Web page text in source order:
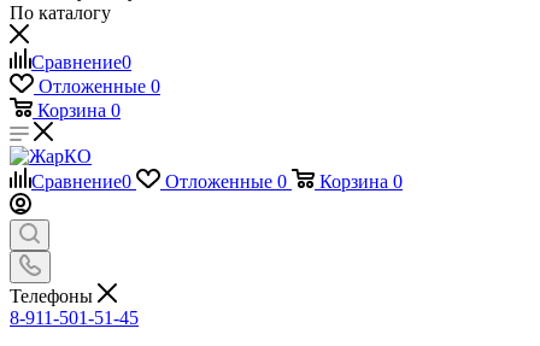
По каталогу
Сравнение0
Отложенные 0
Корзина 0
Сравнение0 Отложенные 0 Корзина 0
Телефоны
8-911-501-51-45